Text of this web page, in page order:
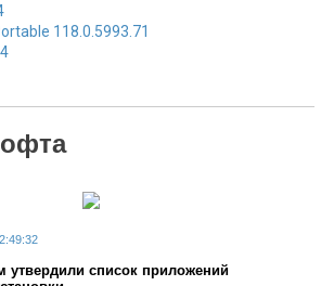
118.0.5993.71
утвердили список приложений